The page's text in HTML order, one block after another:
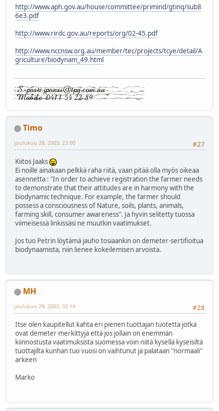
http://www.aph.gov.au/house/committee/primind/gtinq/sub8
6e3.pdf
http://www.rirdc.gov.au/reports/org/02-45.pdf
http://www.nccnsw.org.au/member/tec/projects/tcye/detail/A
griculture/biodynam_49.html
Timo
#27
joulukuu 28, 2003, 23:00
Kiitos Jaaks
Ei noille ainakaan pelkkä raha riitä, vaan pitää olla myös oikeaa
asennetta : "In order to achieve registration the farmer needs
to demonstrate that their attitudes are in harmony with the
biodynamic technique. For example, the farmer should
possess a consciousness of Nature, soils, plants, animals,
farming skill, consumer awareness". Ja hyvin selitetty tuossa
viimeisessä linkissäsi ne muutkin vaatimukset.
Jos tuo Petrin löytämä jauho tosiaankin on demeter-sertifioitua
biodynaamista, niin lienee kokeilemisen arvoista.
MH
#28
joulukuu 29, 2003, 02:14
Itse olen kaupitellut kahta eri pienen tuottajan tuotetta jotka
ovat demeter merkittyjä että jos jollain on enemmän
kiinnostusta vaatimuksista suomessa voin niitä kysellä kyseisiltä
tuottajilta kunhan tuo vuosi on vaihtunut ja palataan "normaali"
arkeen
Marko